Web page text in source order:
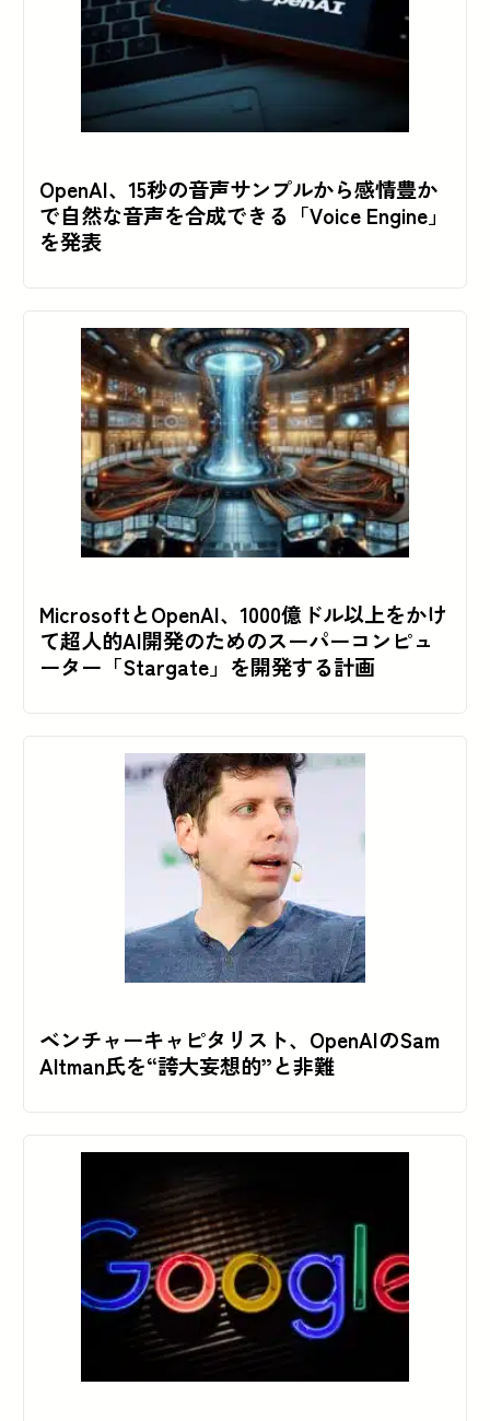
OpenAI、15秒の音声サンプルから感情豊か
で自然な音声を合成できる「Voice Engine」
を発表
MicrosoftとOpenAI、1000億ドル以上をかけ
て超人的AI開発のためのスーパーコンピュ
ーター「Stargate」を開発する計画
ベンチャーキャピタリスト、OpenAIのSam
Altman氏を“誇大妄想的”と非難